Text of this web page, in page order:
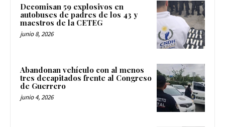
Decomisan 59 explosivos en
autobuses de padres de los 43 y
maestros de la CETEG
junio 8, 2026
Abandonan vehículo con al menos
tres decapitados frente al Congreso
de Guerrero
junio 4, 2026